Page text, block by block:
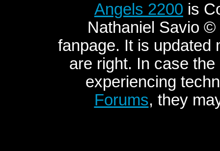
Angels 2200 is
Nathaniel Savio
fanpage. It is updated
are right. In case
experiencing
Forums, they